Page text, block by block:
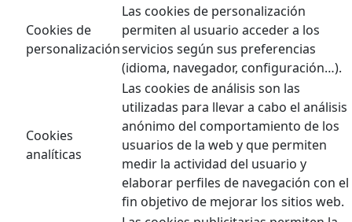
Cookies de
personalización
Las cookies de personalización
permiten al usuario acceder a los
servicios según sus preferencias
(idioma, navegador, configuración…).
Cookies
analíticas
Las cookies de análisis son las
utilizadas para llevar a cabo el análisis
anónimo del comportamiento de los
usuarios de la web y que permiten
medir la actividad del usuario y
elaborar perfiles de navegación con el
fin objetivo de mejorar los sitios web.